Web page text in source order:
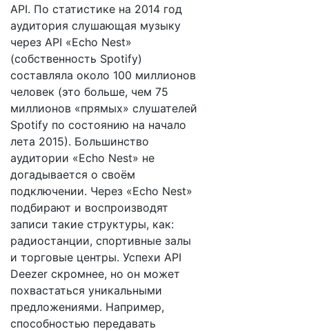
API. По статистике на 2014 год
аудитория слушающая музыку
через API «Echo Nest»
(собственность Spotify)
составляла около 100 миллионов
человек (это больше, чем 75
миллионов «прямых» слушателей
Spotify по состоянию на начало
лета 2015). Большинство
аудитории «Echo Nest» не
догадывается о своём
подключении. Через «Echo Nest»
подбирают и воспроизводят
записи такие структуры, как:
радиостанции, спортивные залы
и торговые центры. Успехи API
Deezer скромнее, но он может
похвастаться уникальными
предложениями. Например,
способностью передавать